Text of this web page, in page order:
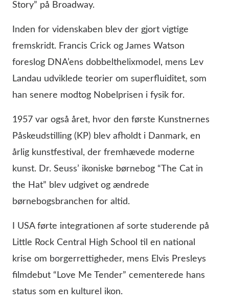
Story” på Broadway.
Inden for videnskaben blev der gjort vigtige
fremskridt. Francis Crick og James Watson
foreslog DNA’ens dobbelthelixmodel, mens Lev
Landau udviklede teorier om superfluiditet, som
han senere modtog Nobelprisen i fysik for.
1957 var også året, hvor den første Kunstnernes
Påskeudstilling (KP) blev afholdt i Danmark, en
årlig kunstfestival, der fremhævede moderne
kunst. Dr. Seuss’ ikoniske børnebog “The Cat in
the Hat” blev udgivet og ændrede
børnebogsbranchen for altid.
I USA førte integrationen af sorte studerende på
Little Rock Central High School til en national
krise om borgerrettigheder, mens Elvis Presleys
filmdebut “Love Me Tender” cementerede hans
status som en kulturel ikon.